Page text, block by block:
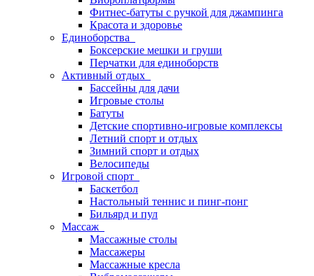
Фитнес-батуты с ручкой для джампинга
Красота и здоровье
Единоборства
Боксерские мешки и груши
Перчатки для единоборств
Активный отдых
Бассейны для дачи
Игровые столы
Батуты
Детские спортивно-игровые комплексы
Летний спорт и отдых
Зимний спорт и отдых
Велосипеды
Игровой спорт
Баскетбол
Настольный теннис и пинг-понг
Бильярд и пул
Массаж
Массажные столы
Массажеры
Массажные кресла